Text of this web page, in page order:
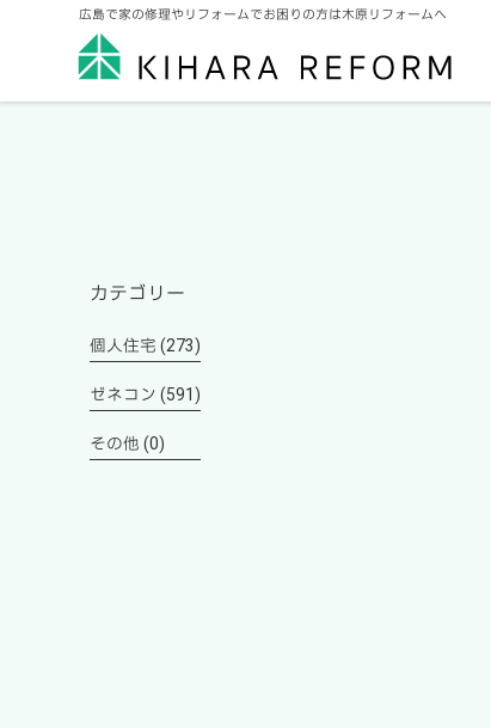
広島で家の修理やリフォームでお困りの方は木原リフォームへ
カテゴリー
個人住宅 (273)
ゼネコン (591)
その他 (0)